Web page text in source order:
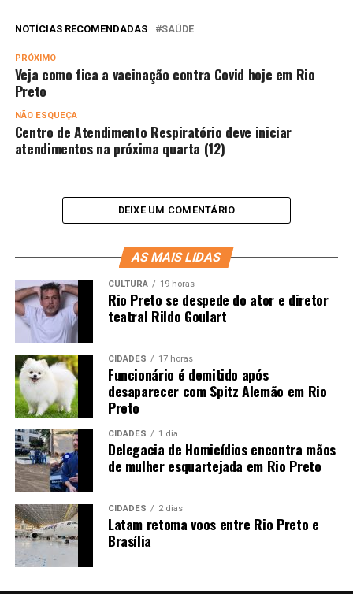
NOTÍCIAS RECOMENDADAS SAÚDE
PRÓXIMO
Veja como fica a vacinação contra Covid hoje em Rio
Preto
NÃO ESQUEÇA
Centro de Atendimento Respiratório deve iniciar
atendimentos na próxima quarta (12)
DEIXE UM COMENTÁRIO
AS MAIS LIDAS
CULTURA 19 horas
Rio Preto se despede do ator e diretor
teatral Rildo Goulart
CIDADES 17 horas
Funcionário é demitido após
desaparecer com Spitz Alemão em Rio
Preto
CIDADES 1 dia
Delegacia de Homicídios encontra mãos
de mulher esquartejada em Rio Preto
CIDADES 2 dias
Latam retoma voos entre Rio Preto e
Brasília